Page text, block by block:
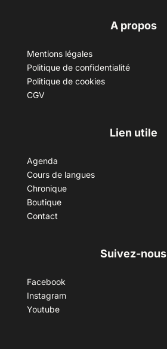
A propos
Mentions légales
Politique de confidentialité
Politique de cookies
CGV
Lien utile
Agenda
Cours de langues
Chronique
Boutique
Contact
Suivez-nous
Facebook
Instagram
Youtube